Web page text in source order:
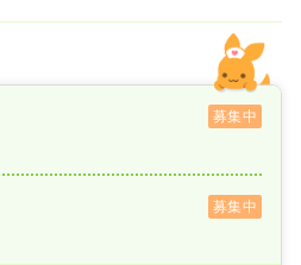
募集中
募集中